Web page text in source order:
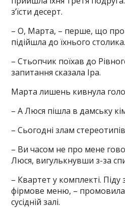
з’їсти десерт.
– О, Марта, – перше, що
підійшла до їхнього столика.
– Стьопчик поїхав до
запитання сказала Іра.
Марта лишень кивнула
– А Люся пішла в дамську
– Сьогодні злам
– Ви часом не про мене
Люся, вигулькнувши з-за
– Квартет у комплекті.
фірмове меню, –
сусідній залі.